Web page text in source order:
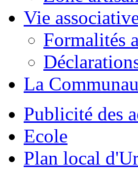
Vie
Formalités
La
Publicité des
Ecole
Plan local